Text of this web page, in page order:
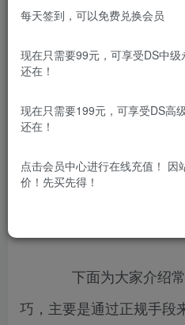
今天小龙告诉您实
之上，对网站进行内部及
站在搜索引擎中关键词的
现量，吸引更多目标客户
下面为大家介绍常
巧，主要是通过正规手段
每天签到，可以免费兑换会员
现在只需要99元，可享受DS中
还在！
现在只需要199元，可享受DS高
还在！
点击会员中心进行在线充值！ 因
价！先买先得！